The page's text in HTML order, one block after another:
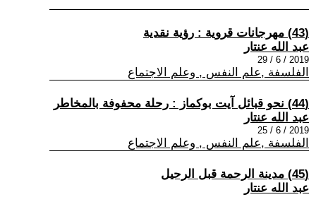
(43) مهرجانات قروية : رؤية نقدية
عبد الله عنتار
2019 / 6 / 29
الفلسفة ,علم النفس , وعلم الاجتماع
(44) نحو قبائل آيت بوكماز : رحلة محفوفة بالمخاطر
عبد الله عنتار
2019 / 6 / 25
الفلسفة ,علم النفس , وعلم الاجتماع
(45) مدينة الرحمة قبل الرحيل
عبد الله عنتار